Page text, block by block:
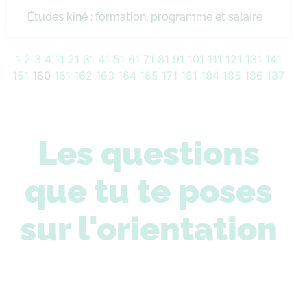
Études kiné : formation, programme et salaire
1 2 3 4 11 21 31 41 51 61 71 81 91 101 111 121 131 141
151 160 161 162 163 164 165 171 181 184 185 186 187
Les questions
que tu te poses
sur l'orientation